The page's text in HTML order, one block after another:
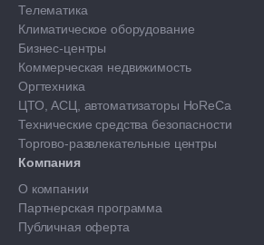
Телематика
Климатическое оборудование
Бизнес-центры
Коммерческая недвижимость
Оргтехника
ЦТО, АСЦ, автоматизаторы HoReCa
Технические средства безопасности
Торгово-развлекательные центры
Компания
О компании
Партнерская программа
Публичная оферта